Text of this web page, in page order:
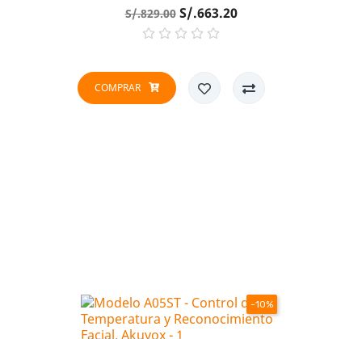
Precio
base
S/.829.00 Precio
S/.663.20
COMPRAR
-10%